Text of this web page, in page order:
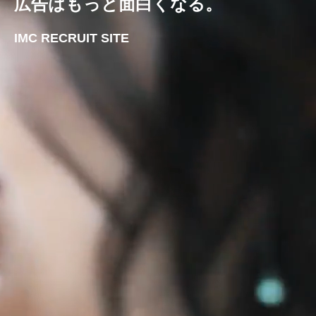
IMC RECRUIT SITE